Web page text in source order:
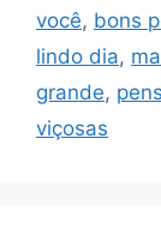
você, bons
lindo dia,
grande,
viçosas